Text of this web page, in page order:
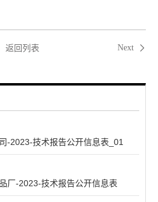
返回列表 Next
-2023-技术报告公开信息表_01
厂-2023-技术报告公开信息表